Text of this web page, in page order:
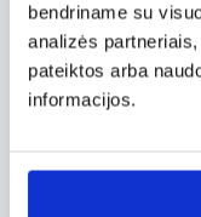
bendriname su
analizės
pateiktos arba
informacijos.
FLIO atstovas
informaciją
kalba, taip pat
Balandžio
savaitraštis
geriausia oro